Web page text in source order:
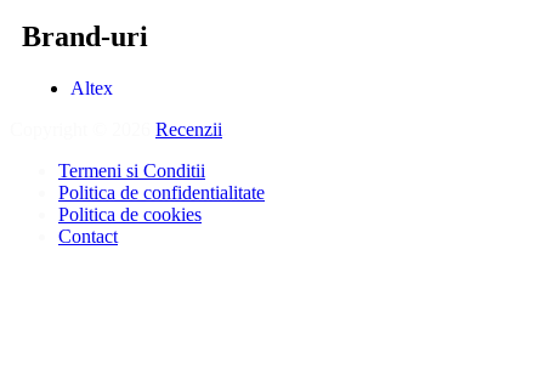
Brand-uri
Altex
Recenzii
Termeni si Conditii
Politica de confidentialitate
Politica de cookies
Contact